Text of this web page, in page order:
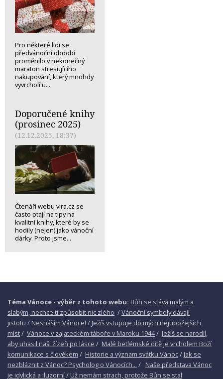
Pro některé lidi se
předvánoční období
proměnilo v nekonečný
maraton stresujícího
nakupování, který mnohdy
vyvrcholí u...
Doporučené knihy
(prosinec 2025)
(12.12.2025, 18:37)
Čtenáři webu vira.cz se
často ptají na tipy na
kvalitní knihy, které by se
hodily (nejen) jako vánoční
dárky. Proto jsme...
Téma Vánoce - výběr z tohoto webu: Bůh se stává malým a
slabým, nechce ti způsobit nic zlého /Vánoční symboly dávají
jistotu / Nesnáším Vánoce! / Ježíš vstupuje do mých nejubožejších
míst/ Vánoce v zajateckém táboře v Maroku 1944/ Ježíš se narodil,
aby uhasil naši žízeň po lásce / Malé betlémské dítě je vrcholem Boží
komunikace s člověkem / Historie a význam svátku Vánoc/ Jak se
nezbláznit z Vánoc? Psycholog o Vánocích... / Naše představa Vánoc
je idylická a iluzorní/ Už nemám strach, protože Bůh se stal